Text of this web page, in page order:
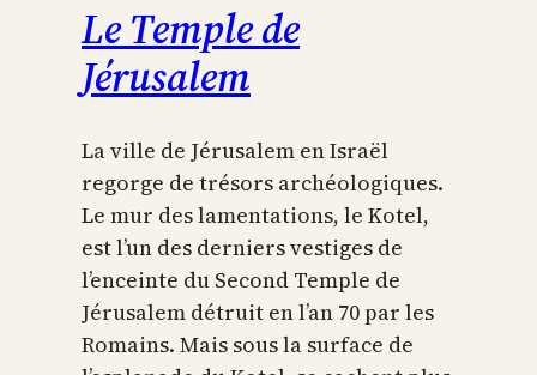
Le Temple de
Jérusalem
La ville de Jérusalem en Israël
regorge de trésors archéologiques.
Le mur des lamentations, le Kotel,
est l’un des derniers vestiges de
l’enceinte du Second Temple de
Jérusalem détruit en l’an 70 par les
Romains. Mais sous la surface de